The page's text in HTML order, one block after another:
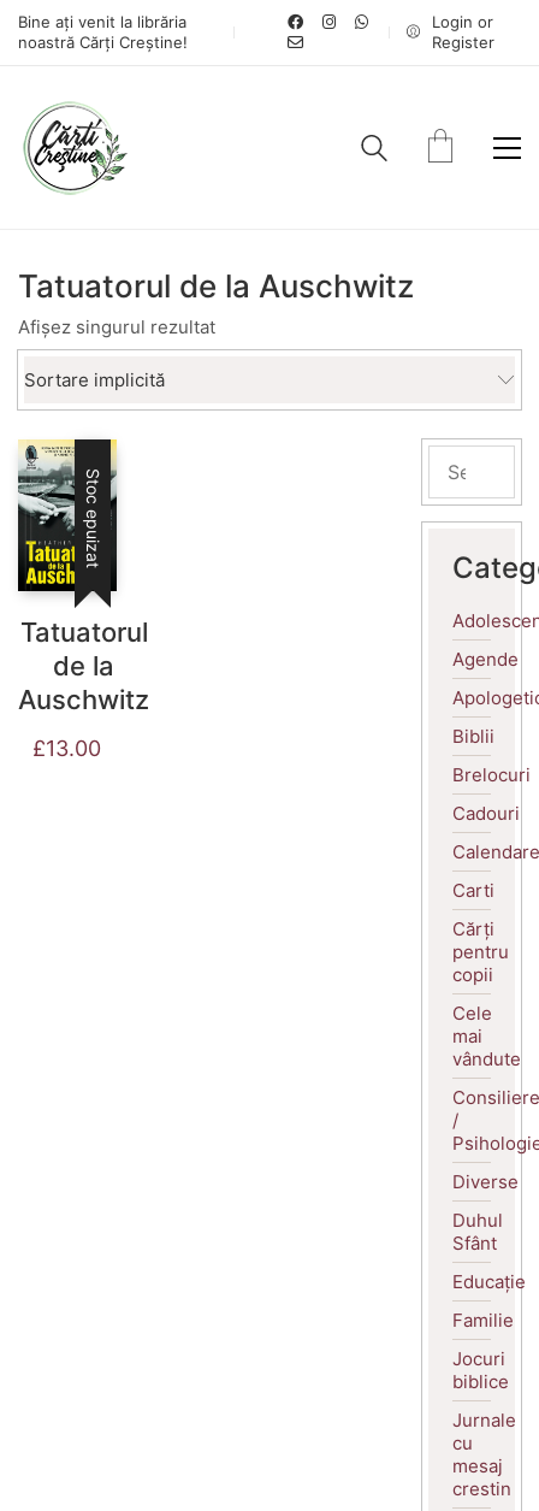
Bine ați venit la librăria
noastră Cărți Creștine!
Login or
Register
Tatuatorul de la Auschwitz
Afișez singurul rezultat
Sortare implicită
Stoc epuizat
Tatuatorul
de la
Auschwitz
£13.00
Agende
Biblii
Brelocuri
Cadouri
Calendare
Carti
Cărți
pentru
copii
Cele
mai
vândute
Consiliere
/
Diverse
Duhul
Sfânt
Educație
Familie
Jocuri
biblice
Jurnale
cu
mesaj
crestin